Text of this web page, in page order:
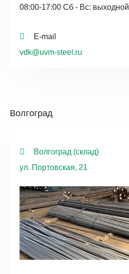
08:00-17:00 Сб - Вс: выходной
E-mail
vdk@uvm-steel.ru
Волгоград
Волгоград (склад)
ул. Портовская, 21